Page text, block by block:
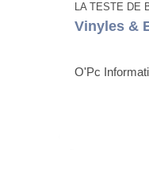
LA TESTE DE
Vinyles &
O'Pc